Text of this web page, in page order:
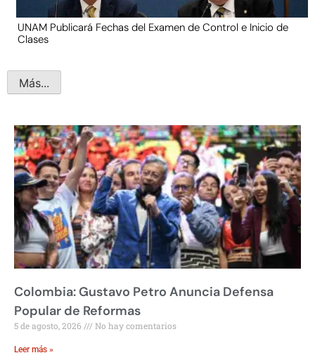
UNAM Publicará Fechas del Examen de Control e Inicio de
Clases
Más...
Colombia: Gustavo Petro Anuncia Defensa
Popular de Reformas
5 de agosto, 2026 No hay comentarios
Leer más »